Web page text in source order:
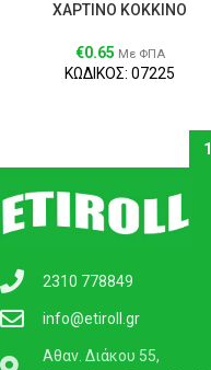
ΧΑΡΤΙΝΟ ΚΟΚΚΙΝΟ
€0.65 Με ΦΠΑ
ΚΩΔΙΚΟΣ: 07225
1
2310 778849
info@etiroll.gr
Αθαν. Διάκου 55,